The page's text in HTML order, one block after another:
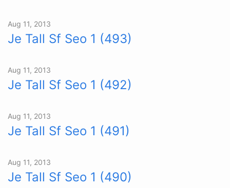
Aug 11, 2013
Je Tall Sf Seo 1 (493)
Aug 11, 2013
Je Tall Sf Seo 1 (492)
Aug 11, 2013
Je Tall Sf Seo 1 (491)
Aug 11, 2013
Je Tall Sf Seo 1 (490)